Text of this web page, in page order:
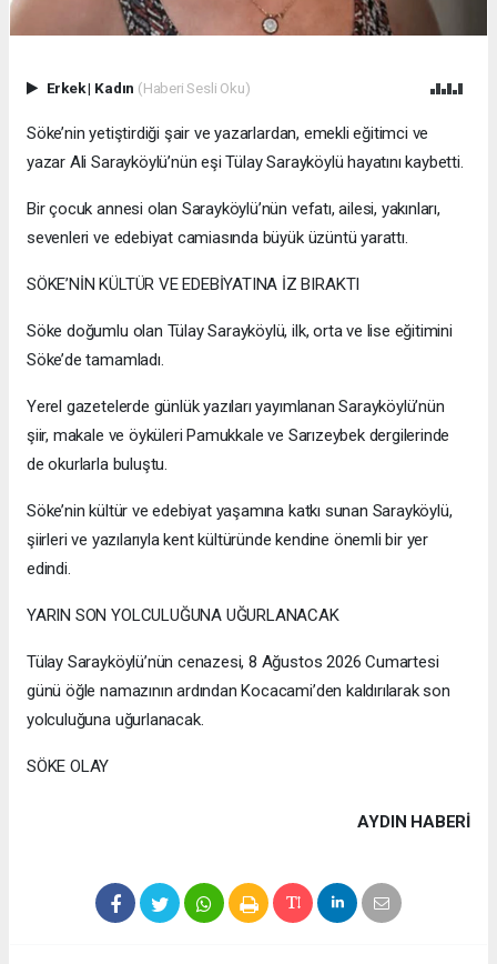
Erkek| Kadın (Haberi Sesli Oku)
Söke’nin yetiştirdiği şair ve yazarlardan, emekli eğitimci ve
yazar Ali Sarayköylü’nün eşi Tülay Sarayköylü hayatını kaybetti.
Bir çocuk annesi olan Sarayköylü’nün vefatı, ailesi, yakınları,
sevenleri ve edebiyat camiasında büyük üzüntü yarattı.
SÖKE’NİN KÜLTÜR VE EDEBİYATINA İZ BIRAKTI
Söke doğumlu olan Tülay Sarayköylü, ilk, orta ve lise eğitimini
Söke’de tamamladı.
Yerel gazetelerde günlük yazıları yayımlanan Sarayköylü’nün
şiir, makale ve öyküleri Pamukkale ve Sarızeybek dergilerinde
de okurlarla buluştu.
Söke’nin kültür ve edebiyat yaşamına katkı sunan Sarayköylü,
şiirleri ve yazılarıyla kent kültüründe kendine önemli bir yer
edindi.
YARIN SON YOLCULUĞUNA UĞURLANACAK
Tülay Sarayköylü’nün cenazesi, 8 Ağustos 2026 Cumartesi
günü öğle namazının ardından Kocacami’den kaldırılarak son
yolculuğuna uğurlanacak.
SÖKE OLAY
AYDIN HABERİ